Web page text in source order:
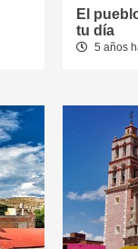
El
tu día
5 años